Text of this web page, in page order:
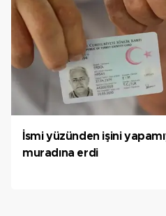
İsmi yüzünden işini
muradına erdi